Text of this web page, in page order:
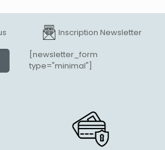
Inscription Newsletter
[newsletter_form
type="minimal"]